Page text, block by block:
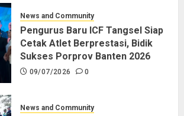
News and Community
Pengurus Baru ICF Tangsel Siap
Cetak Atlet Berprestasi, Bidik
Sukses Porprov Banten 2026
09/07/2026 0
News and Community